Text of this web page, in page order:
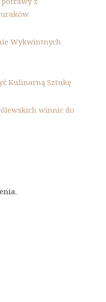
Wykwintnych
Kulinarną Sztukę
winnic do